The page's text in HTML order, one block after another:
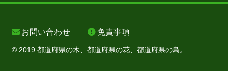
お問い合わせ 免責事項
© 2019 都道府県の木、都道府県の花、都道府県の鳥。